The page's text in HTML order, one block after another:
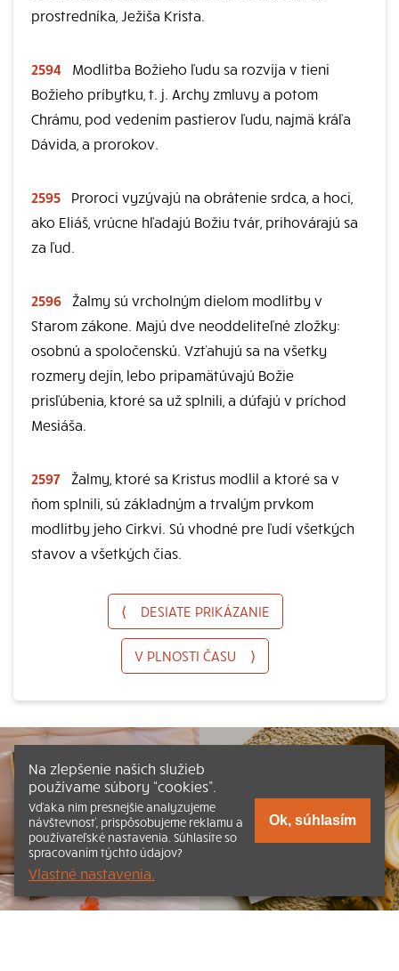
prostredníka, Ježiša Krista.
2594
Modlitba Božieho ľudu sa rozvíja v tieni
Božieho príbytku, t. j. Archy zmluvy a potom
Chrámu, pod vedením pastierov ľudu, najmä kráľa
Dávida, a prorokov.
2595
Proroci vyzývajú na obrátenie srdca, a hoci,
ako Eliáš, vrúcne hľadajú Božiu tvár, prihovárajú sa
za ľud.
2596
Žalmy sú vrcholným dielom modlitby v
Starom zákone. Majú dve neoddeliteľné zložky:
osobnú a spoločenskú. Vzťahujú sa na všetky
rozmery dejín, lebo pripamätúvajú Božie
prisľúbenia, ktoré sa už splnili, a dúfajú v príchod
Mesiáša.
2597
Žalmy, ktoré sa Kristus modlil a ktoré sa v
ňom splnili, sú základným a trvalým prvkom
modlitby jeho Cirkvi. Sú vhodné pre ľudí všetkých
stavov a všetkých čias.
⟨ DESIATE PRIKÁZANIE
V PLNOSTI ČASU ⟩
Na zlepšenie našich služieb
používame súbory “cookies”.
Vďaka nim presnejšie analyzujeme
návštevnosť, prispôsobujeme reklamu a
používateľské nastavenia. Súhlasíte so
spracovaním týchto údajov?
Vlastné nastavenia.
Ok, súhlasím